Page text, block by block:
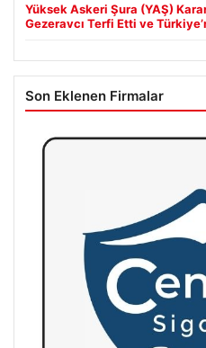
Yüksek Askeri Şura (YAŞ)
Gezeravcı Terfi Etti ve
Son Eklenen Firmalar